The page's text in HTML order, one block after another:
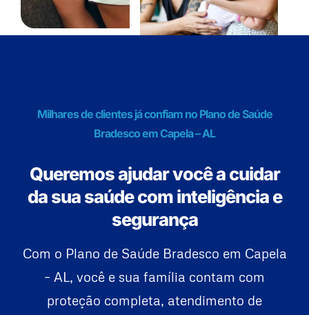
Milhares de clientes já confiam no Plano de Saúde
Bradesco em Capela – AL
Queremos ajudar você a cuidar
da sua saúde com inteligência e
segurança
Com o Plano de Saúde Bradesco em Capela
– AL, você e sua família contam com
proteção completa, atendimento de